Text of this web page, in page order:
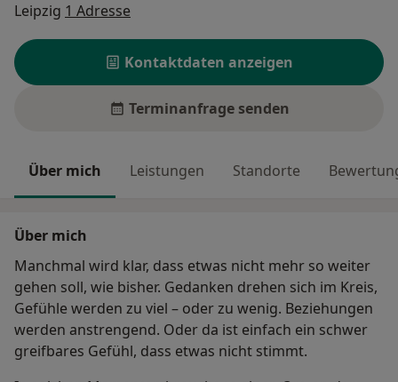
Leipzig 1 Adresse
Kontaktdaten anzeigen
Terminanfrage senden
Über mich Leistungen Standorte
Über mich
Manchmal wird klar, dass etwas nicht mehr so weiter
gehen soll, wie bisher. Gedanken drehen sich im Kreis,
Gefühle werden zu viel – oder zu wenig. Beziehungen
werden anstrengend. Oder da ist einfach ein schwer
greifbares Gefühl, dass etwas nicht stimmt.